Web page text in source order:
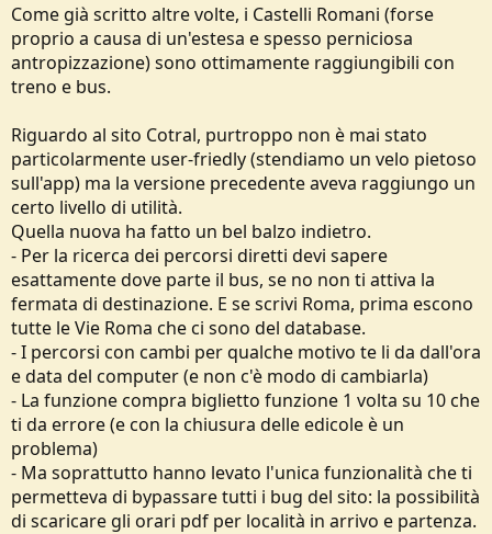
Come già scritto altre volte, i Castelli Romani (forse
proprio a causa di un'estesa e spesso perniciosa
antropizzazione) sono ottimamente raggiungibili con
treno e bus.
Riguardo al sito Cotral, purtroppo non è mai stato
particolarmente user-friedly (stendiamo un velo pietoso
sull'app) ma la versione precedente aveva raggiungo un
certo livello di utilità.
Quella nuova ha fatto un bel balzo indietro.
- Per la ricerca dei percorsi diretti devi sapere
esattamente dove parte il bus, se no non ti attiva la
fermata di destinazione. E se scrivi Roma, prima escono
tutte le Vie Roma che ci sono del database.
- I percorsi con cambi per qualche motivo te li da dall'ora
e data del computer (e non c'è modo di cambiarla)
- La funzione compra biglietto funzione 1 volta su 10 che
ti da errore (e con la chiusura delle edicole è un
problema)
- Ma soprattutto hanno levato l'unica funzionalità che ti
permetteva di bypassare tutti i bug del sito: la possibilità
di scaricare gli orari pdf per località in arrivo e partenza.